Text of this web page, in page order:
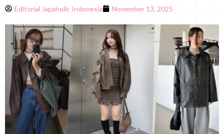
Editorial Japaholic Indonesia November 13, 2025